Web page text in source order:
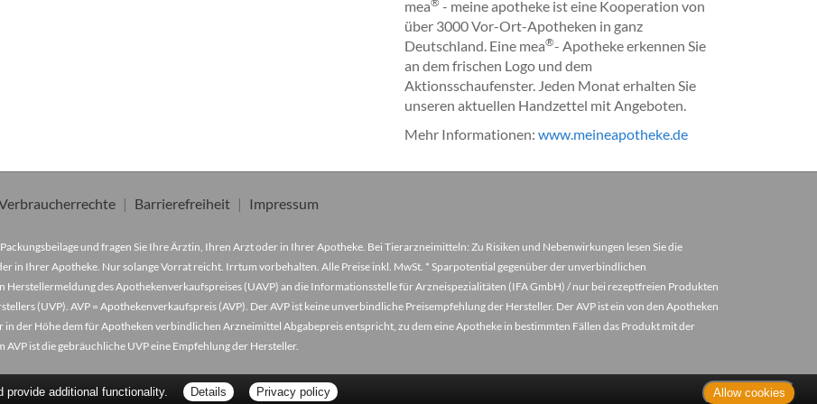
mea
- meine apotheke ist eine Kooperation von
über 3000 Vor-Ort-Apotheken in ganz
Deutschland. Eine mea®- Apotheke erkennen Sie
an dem frischen Logo und dem
Aktionsschaufenster. Jeden Monat erhalten Sie
unseren aktuellen Handzettel mit Angeboten.
Mehr Informationen: www.meineapotheke.de
Barrierefreiheit Impressum
und fragen Sie Ihre Ärztin, Ihren Arzt oder in Ihrer Apotheke. Bei Tierarzneimitteln: Zu Risiken und Nebenwirkungen lesen Sie die
in Ihrer Apotheke. Nur solange Vorrat reicht. Irrtum vorbehalten. Alle Preise inkl. MwSt. * Sparpotential gegenüber der unverbindlichen
des Apothekenverkaufspreises (UAVP) an die Informationsstelle für Arzneispezialitäten (IFA GmbH) / nur bei rezeptfreien Produkten
(UVP). AVP = Apothekenverkaufspreis (AVP). Der AVP ist keine unverbindliche Preisempfehlung der Hersteller. Der AVP ist ein von den Apotheken
der Höhe dem für Apotheken verbindlichen Arzneimittel Abgabepreis entspricht, zu dem eine Apotheke in bestimmten Fällen das Produkt mit der
ist die gebräuchliche UVP eine Empfehlung der Hersteller.
additional functionality. Details Privacy policy Allow cookies